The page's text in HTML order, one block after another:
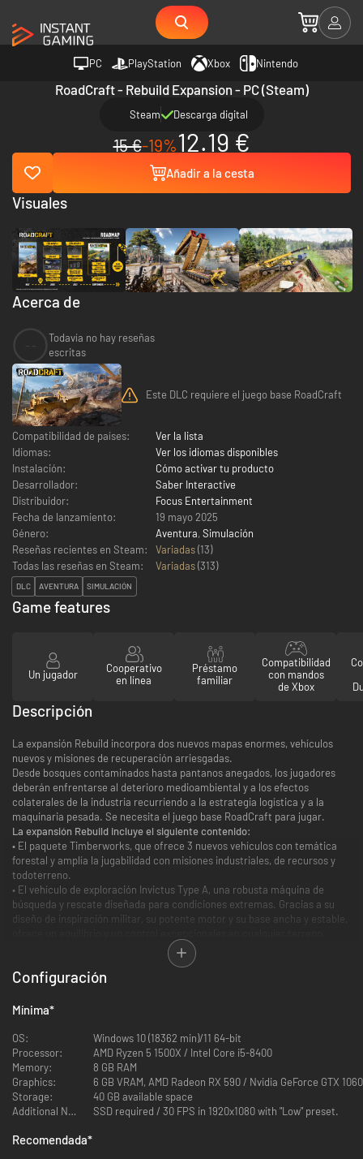
PC PlayStation Xbox Nintendo
RoadCraft - Rebuild Expansion - PC (Steam)
Steam Descarga digital
15 €-19%12.19 €
Añadir a la cesta
Acerca de
Todavía no hay reseñas
escritas
Este DLC requiere el juego base RoadCraft
Compatibilidad de países:
Ver la lista
Idiomas:
Ver los idiomas disponibles
Instalación:
Cómo activar tu producto
Desarrollador:
Saber Interactive
Distribuidor:
Focus Entertainment
Fecha de lanzamiento:
19 mayo 2025
Género:
Aventura, Simulación
Reseñas recientes en Steam:
Variadas(13)
Todas las reseñas en Steam:
Variadas(313)
DLC AVENTURA SIMULACIÓN
Visuales
Game features
Un jugador
Cooperativo
en línea
Préstamo
familiar
Compatibilidad
con mandos
de Xbox
Descripción
La expansión Rebuild incorpora dos nuevos mapas enormes, vehículos
nuevos y misiones de recuperación arriesgadas.
Desde bosques contaminados hasta pantanos anegados, los jugadores
deberán enfrentarse al deterioro medioambiental y a los efectos
colaterales de la industria recurriendo a la estrategia logística y a la
maquinaria pesada. Se necesita el juego base RoadCraft para jugar.
La expansión Rebuild incluye el siguiente contenido:
• El paquete Timberworks, que ofrece 3 nuevos vehículos con temática
forestal y amplía la jugabilidad con misiones industriales, de recursos y
todoterreno.
• El vehículo de exploración Invictus Type A, una robusta máquina de
búsqueda y rescate diseñada para condiciones extremas. Gracias a su
diseño de inspiración militar, su potente motor y su base ancha y estable,
• Dos nuevos mapas de 4 km², cada uno con sus diferentes terrenos y
Contaminación: Una densa región forestal de vegetación perenne en
transportaba productos químicos líquidos a causa de daños sísmicos, la
deberán explorar, planificar rutas y desplegar estaciones móviles de
filtrado para limpiar los vertidos y prestar ayuda a una gran instalación de
tratamiento de aguas en construcción.
Limpieza estrepitosa: Ambientado en los pantanos otoñales que rodean
la presa derruida del mapa "Diluvio" del juego base, la crecida de las aguas
ha arrasado las obras de perforación en curso y desperdigado sus
los barrizales con vehículos oruga, contén la inundación y restaura las
Configuración
Mínima*
OS:
Windows 10 (18362 min)/11 64-bit
Processor:
AMD Ryzen 5 1500X / Intel Core i5-8400
Memory:
8 GB RAM
Graphics:
6 GB VRAM, AMD Radeon RX 590 / Nvidia GeForce GTX
Storage:
40 GB available space
Additional Notes:
SSD required / 30 FPS in 1920x1080 with "Low" preset.
Recomendada*